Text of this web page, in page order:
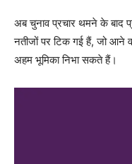
अब चुनाव प्रचार थमने के बाद
नतीजों पर टिक गई हैं, जो आने
अहम भूमिका निभा सकते हैं।